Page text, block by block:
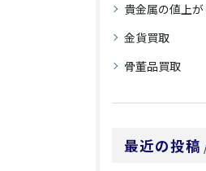
貴金属の値上が
金貨買取
骨董品買取
最近の投稿